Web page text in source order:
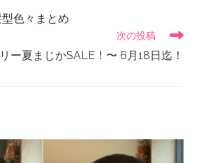
色々まとめ
次の投稿
ー夏まじかSALE！〜 6月18日迄！